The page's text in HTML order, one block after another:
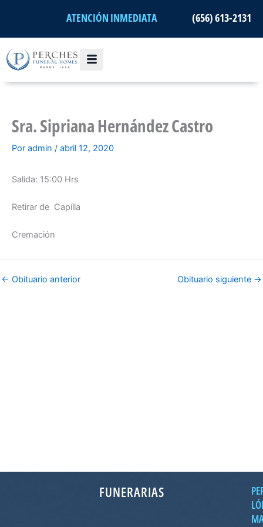
ATENCIÓN INMEDIATA (656) 613-2131
Sra. Sipriana Hernández Castro
Por admin / abril 12, 2020
Salida: 15:00 Hrs
Retirar de Capílla
Cremación
← Obituario anterior Obituario siguiente →
FUNERARIAS